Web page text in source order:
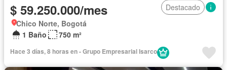
$ 59.250.000/mes
Destacado
Chico Norte, Bogotá
1 Baño
750 m²
Hace 3 días, 8 horas en - Grupo Empresarial Isarco